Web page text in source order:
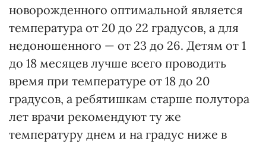
новорожденного оптимальной является
температура от 20 до 22 градусов, а для
недоношенного — от 23 до 26. Детям от 1
до 18 месяцев лучше всего проводить
время при температуре от 18 до 20
градусов, а ребятишкам старше полутора
лет врачи рекомендуют ту же
температуру днем и на градус ниже в